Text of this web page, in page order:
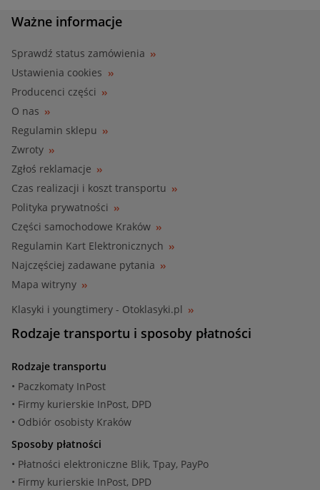
Ważne informacje
Sprawdź status zamówienia
Ustawienia cookies
Producenci części
O nas
Regulamin sklepu
Zwroty
Zgłoś reklamacje
Czas realizacji i koszt transportu
Polityka prywatności
Części samochodowe Kraków
Regulamin Kart Elektronicznych
Najczęściej zadawane pytania
Mapa witryny
Klasyki i youngtimery - Otoklasyki.pl
Rodzaje transportu i sposoby płatności
Rodzaje transportu
• Paczkomaty InPost
• Firmy kurierskie InPost, DPD
• Odbiór osobisty Kraków
Sposoby płatności
• Płatności elektroniczne Blik, Tpay, PayPo
• Firmy kurierskie InPost, DPD